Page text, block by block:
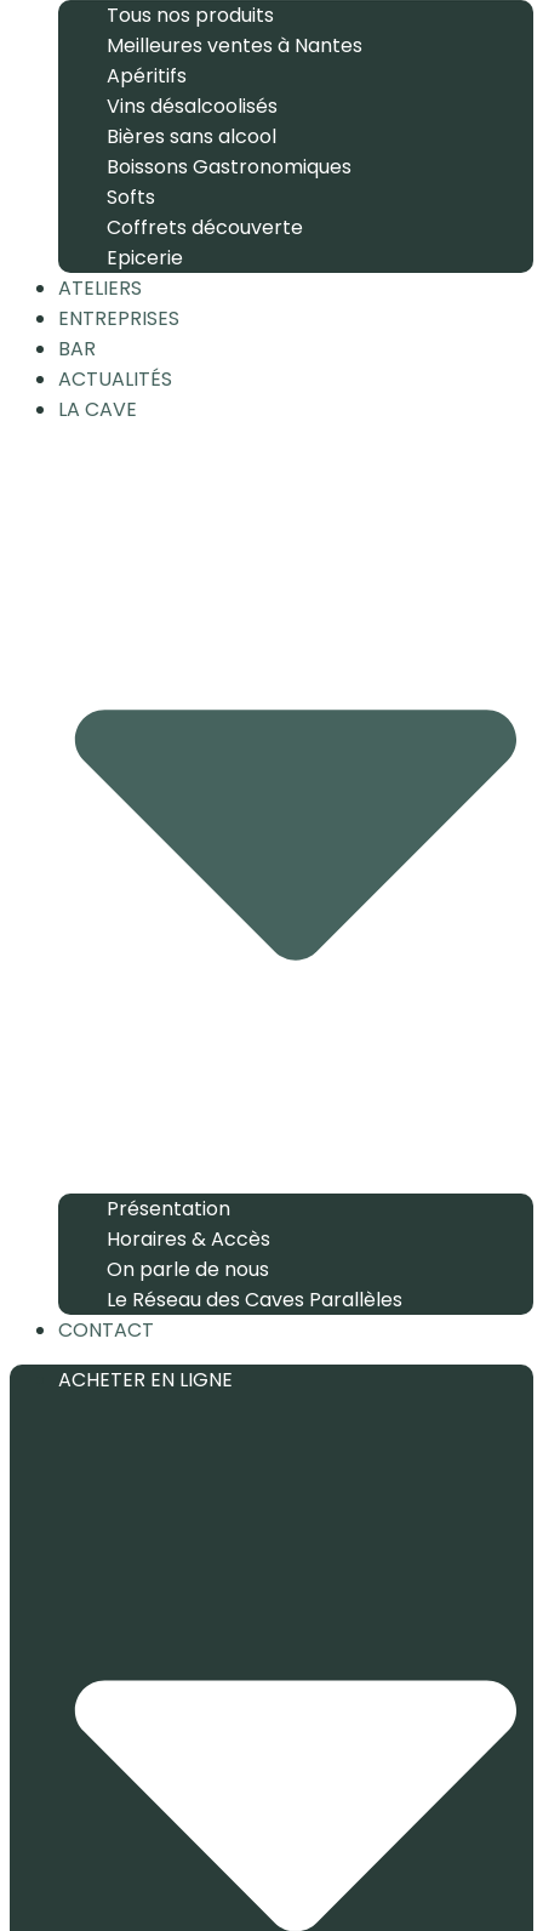
Tous nos produits
Meilleures ventes à Nantes
Apéritifs
Vins désalcoolisés
Bières sans alcool
Boissons Gastronomiques
Softs
Coffrets découverte
Epicerie
ATELIERS
ENTREPRISES
BAR
ACTUALITÉS
LA CAVE
Présentation
Horaires & Accès
On parle de nous
Le Réseau des Caves Parallèles
CONTACT
ACHETER EN LIGNE